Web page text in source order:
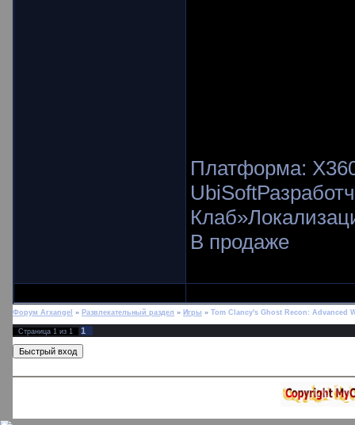
Платформа:
В продаже
Форум Arxangel » Развлекательный раздел » Игры » Tom Clancy's Ghost Recon: Advanced
Страница 1 из 1 1